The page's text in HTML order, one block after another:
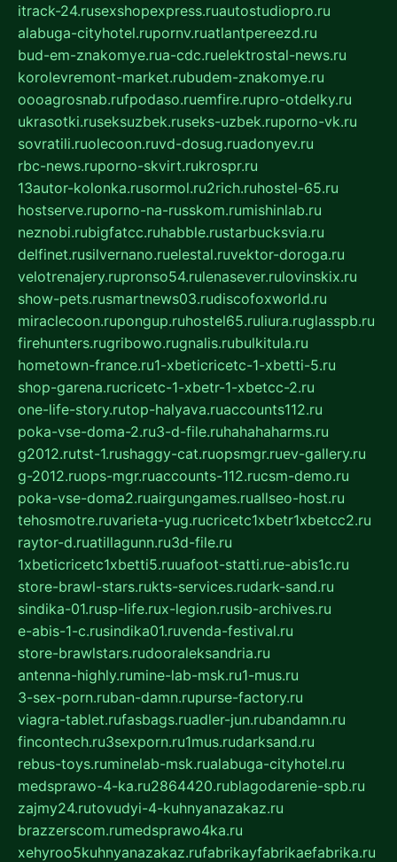
itrack-24.rusexshopexpress.ruautostudiopro.ru
alabuga-cityhotel.rupornv.ruatlantpereezd.ru
bud-em-znakomye.rua-cdc.ruelektrostal-news.ru
korolevremont-market.rubudem-znakomye.ru
oooagrosnab.rufpodaso.ruemfire.rupro-otdelky.ru
ukrasotki.ruseksuzbek.ruseks-uzbek.ruporno-vk.ru
sovratili.ruolecoon.ruvd-dosug.ruadonyev.ru
rbc-news.ruporno-skvirt.rukrospr.ru
13autor-kolonka.rusormol.ru2rich.ruhostel-65.ru
hostserve.ruporno-na-russkom.rumishinlab.ru
neznobi.rubigfatcc.ruhabble.rustarbucksvia.ru
delfinet.rusilvernano.ruelestal.ruvektor-doroga.ru
velotrenajery.rupronso54.rulenasever.rulovinskix.ru
show-pets.rusmartnews03.rudiscofoxworld.ru
miraclecoon.rupongup.ruhostel65.ruliura.ruglasspb.ru
firehunters.rugribowo.rugnalis.rubulkitula.ru
hometown-france.ru1-xbeticricetc-1-xbetti-5.ru
shop-garena.rucricetc-1-xbetr-1-xbetcc-2.ru
one-life-story.rutop-halyava.ruaccounts112.ru
poka-vse-doma-2.ru3-d-file.ruhahahaharms.ru
g2012.rutst-1.rushaggy-cat.ruopsmgr.ruev-gallery.ru
g-2012.ruops-mgr.ruaccounts-112.rucsm-demo.ru
poka-vse-doma2.ruairgungames.ruallseo-host.ru
tehosmotre.ruvarieta-yug.rucricetc1xbetr1xbetcc2.ru
raytor-d.ruatillagunn.ru3d-file.ru
1xbeticricetc1xbetti5.ruuafoot-statti.rue-abis1c.ru
store-brawl-stars.rukts-services.rudark-sand.ru
sindika-01.rusp-life.rux-legion.rusib-archives.ru
e-abis-1-c.rusindika01.ruvenda-festival.ru
store-brawlstars.rudooraleksandria.ru
antenna-highly.rumine-lab-msk.ru1-mus.ru
3-sex-porn.ruban-damn.rupurse-factory.ru
viagra-tablet.rufasbags.ruadler-jun.rubandamn.ru
fincontech.ru3sexporn.ru1mus.rudarksand.ru
rebus-toys.ruminelab-msk.rualabuga-cityhotel.ru
medsprawo-4-ka.ru2864420.rublagodarenie-spb.ru
zajmy24.rutovudyi-4-kuhnyanazakaz.ru
brazzerscom.rumedsprawo4ka.ru
xehyroo5kuhnyanazakaz.rufabrikayfabrikaefabrika.ru